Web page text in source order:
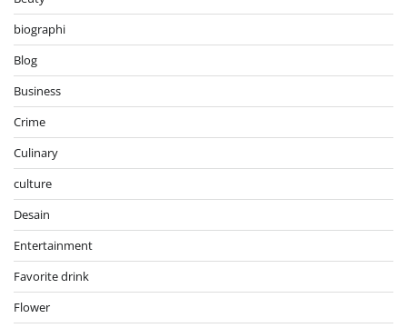
biographi
Blog
Business
Crime
Culinary
culture
Desain
Entertainment
Favorite drink
Flower